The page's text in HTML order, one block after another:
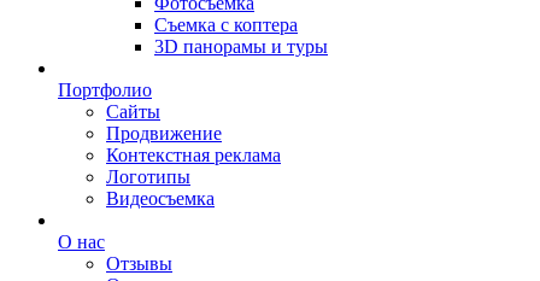
Съемка с коптера
3D панорамы и туры
Портфолио
Сайты
Продвижение
Контекстная реклама
Логотипы
Видеосъемка
О нас
Отзывы